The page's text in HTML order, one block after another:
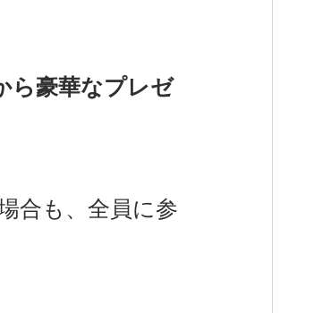
ら豪華なプレゼ
合も、全員に参